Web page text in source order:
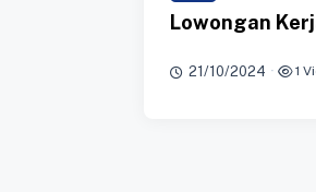
Lowongan
21/10/2024 · 1